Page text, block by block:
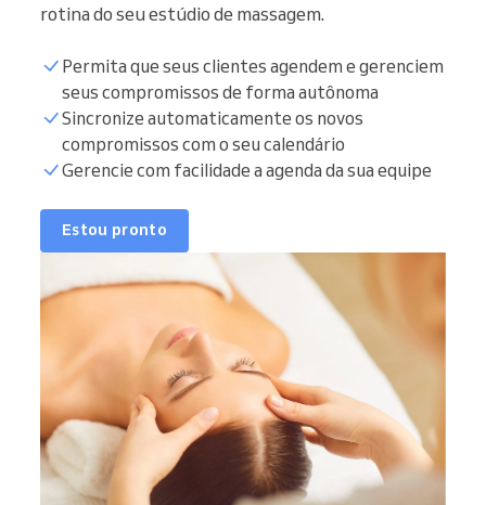
rotina do seu estúdio de massagem.
Permita que seus clientes agendem e gerenciem
seus compromissos de forma autônoma
Sincronize automaticamente os novos
compromissos com o seu calendário
Gerencie com facilidade a agenda da sua equipe
Estou pronto